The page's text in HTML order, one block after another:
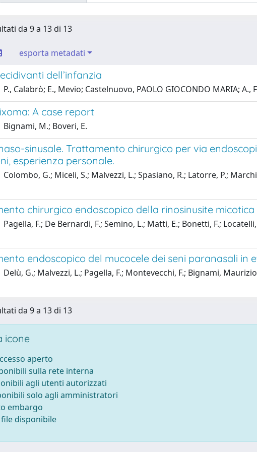
da 9 a 13 di 13
esporta metadati
dell’infanzia
P., Calabrò; E., Mevio; Castelnuovo, PAOLO GIOCONDO MARIA; A.,
A case report
Bignami, M.; Boveri, E.
sinusale. Trattamento chirurgico per via
esperienza personale.
Colombo, G.; Miceli, S.; Malvezzi, L.; Spasiano, R.; Latorre, P.;
chirurgico endoscopico della rinosinusite
Pagella, F.; De Bernardi, F.; Semino, L.; Matti, E.; Bonetti, F.;
endoscopico del mucocele dei seni paranasali in
Delù, G.; Malvezzi, L.; Pagella, F.; Montevecchi, F.; Bignami,
da 9 a 13 di 13
icone
aperto
sulla rete interna
agli utenti autorizzati
solo agli amministratori
embargo
disponibile